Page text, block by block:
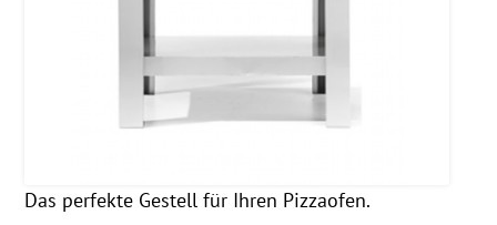
Das perfekte Gestell für Ihren Pizzaofen.